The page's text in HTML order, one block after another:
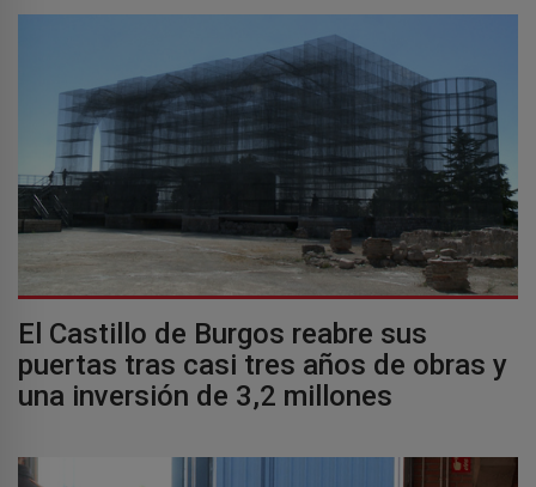
El Castillo de Burgos reabre sus
puertas tras casi tres años de obras y
una inversión de 3,2 millones